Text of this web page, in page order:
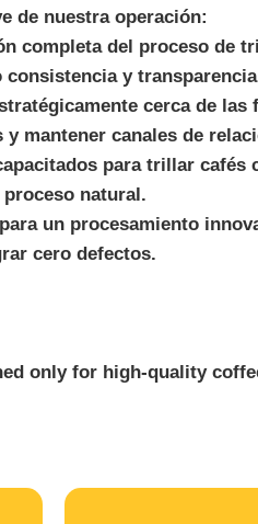
de nuestra operación:
completa del proceso de
consistencia y
cerca de
mantener canales de
para trillar cafés
proceso natural.
un procesamiento
cero defectos.
only for high-quality